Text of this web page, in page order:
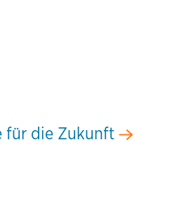
für die Zukunft